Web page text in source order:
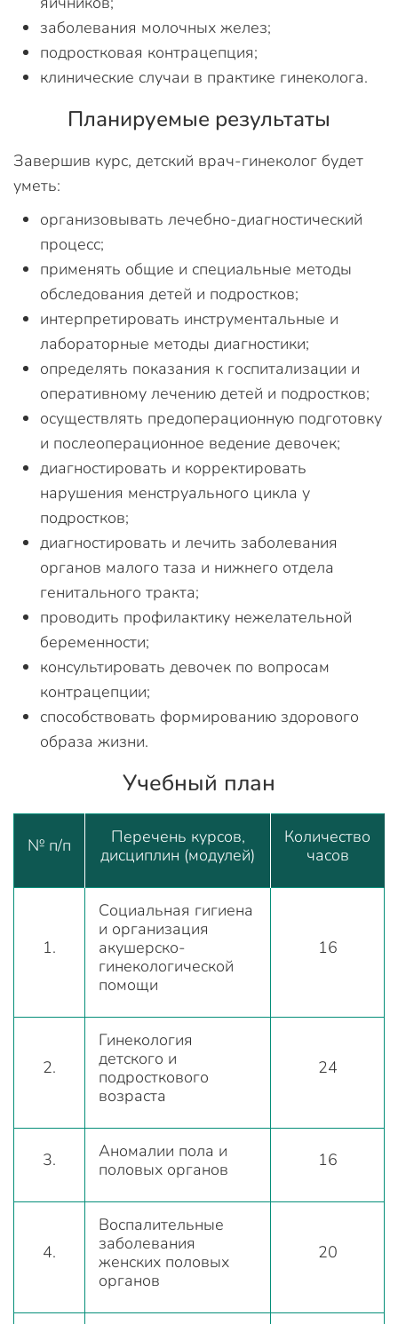
заболевания молочных желез;
подростковая контрацепция;
клинические случаи в практике гинеколога.
Планируемые результаты
Завершив курс, детский врач-гинеколог будет
уметь:
организовывать лечебно-диагностический
процесс;
применять общие и специальные методы
обследования детей и подростков;
интерпретировать инструментальные и
лабораторные методы диагностики;
определять показания к госпитализации и
оперативному лечению детей и подростков;
осуществлять предоперационную подготовку
и послеоперационное ведение девочек;
диагностировать и корректировать
нарушения менструального цикла у
подростков;
диагностировать и лечить заболевания
органов малого таза и нижнего отдела
генитального тракта;
проводить профилактику нежелательной
беременности;
консультировать девочек по вопросам
контрацепции;
способствовать формированию здорового
образа жизни.
Учебный план
№ п/п
Перечень курсов,
дисциплин (модулей)
Количество
часов
1.
Социальная гигиена
и организация
акушерско-
гинекологической
помощи
16
2.
Гинекология
детского и
подросткового
возраста
24
3.
Аномалии пола и
половых органов
16
4.
Воспалительные
заболевания
женских половых
органов
20